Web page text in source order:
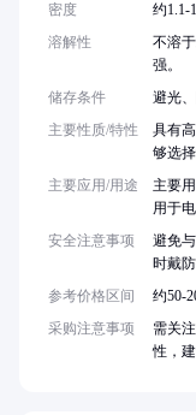
密度
约1.1-
溶解性
不溶
强。
储存条件
避光
主要性质/特性
具有
够选
主要应用/用途
主要
用于
安全注意事项
避免
时戴
参考价格区间
约50-
采购注意事项
需关
性，